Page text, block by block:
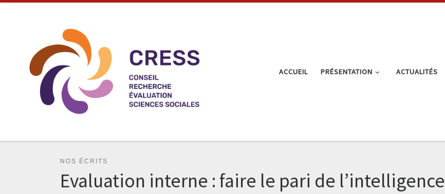
ACCUEIL PRÉSENTATION ACTUALITÉS
NOS ÉCRITS
Evaluation interne : faire le pari de l’intelligence